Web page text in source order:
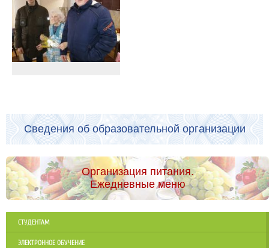
Сведения об образовательной организации
Организация питания.
Ежедневные меню
СТУДЕНТАМ
ЭЛЕКТРОННОЕ ОБУЧЕНИЕ